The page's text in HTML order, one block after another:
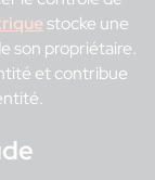
stocke une
son propriétaire.
et contribue